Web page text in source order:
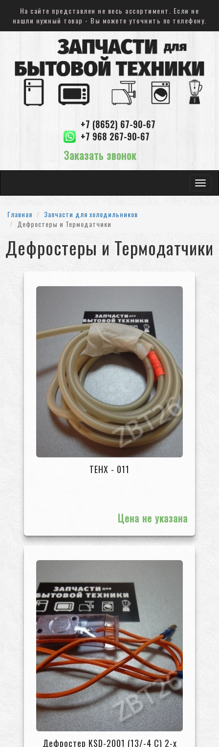
На сайте представлен не весь ассортимент. Если не
нашли нужный товар - Вы можете уточнить по телефону.
+7 (8652) 67-90-67
+7 968 267-90-67
Заказать звонок
Toggle
Главная
Запчасти для холодильников
Дефростеры и Термодатчики
Дефростеры и Термодатчики
ТЕНХ - 011
Цена не указана
Дефростер KSD-2001 (13/-4 С) 2-х